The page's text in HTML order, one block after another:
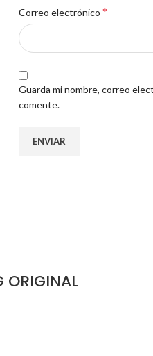
Correo electrónico *
Guarda mi nombre, correo
comente.